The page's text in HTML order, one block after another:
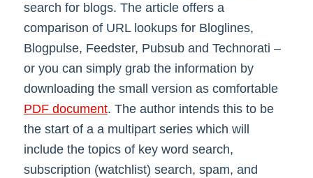
search for blogs. The article offers a
comparison of URL lookups for Bloglines,
Blogpulse, Feedster, Pubsub and Technorati –
or you can simply grab the information by
downloading the small version as comfortable
PDF document. The author intends this to be
the start of a a multipart series which will
include the topics of key word search,
subscription (watchlist) search, spam, and